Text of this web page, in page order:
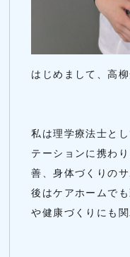
はじめまして、高柳
私は理学療法士と
テーションに携わ
善、身体づくりの
後はケアホームで
や健康づくりにも関